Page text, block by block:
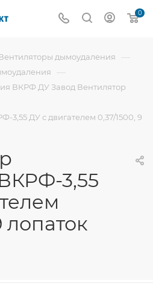
0
дымоудаления —
—
ВКРФ ДУ Завод Вентилятор
ДУ с двигателем 0,37/1500, 9
3,55
лопаток